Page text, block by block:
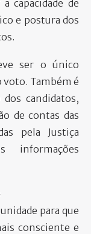
capacidade de
e postura dos
ser o único
voto. Também é
candidatos,
de contas das
pela Justiça
informações
para que
consciente e